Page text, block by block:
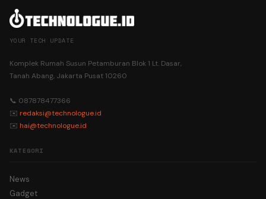
YOUR TECH UPDATE
Komplek Rumah Susun Petamburan Blok 1 Lt. Dasar,
Tanah Abang, Jakarta Pusat 10260
📞 087878477366
✉️ redaksi@technologue.id
✉️ hai@technologue.id
KATEGORI
News
Gadget